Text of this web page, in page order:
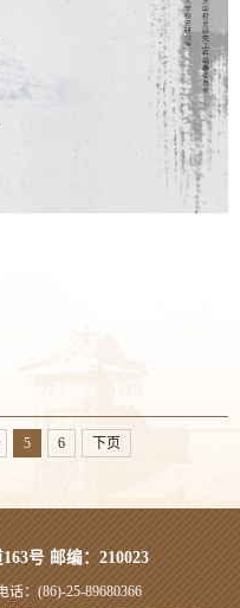
5 6 下页
号 邮编：210023
：(86)-25-89680366